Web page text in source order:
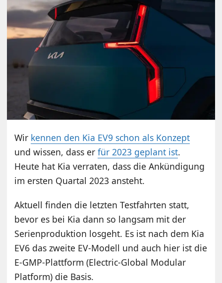
Wir kennen den Kia EV9 schon als Konzept
und wissen, dass erfür 2023 geplant ist.
Heute hat Kia verraten, dass die Ankündigung
im ersten Quartal 2023 ansteht.
Aktuell finden die letzten Testfahrten statt,
bevor es bei Kia dann so langsam mit der
Serienproduktion losgeht. Es ist nach dem Kia
EV6 das zweite EV-Modell und auch hier ist die
E-GMP-Plattform (Electric-Global Modular
Platform) die Basis.